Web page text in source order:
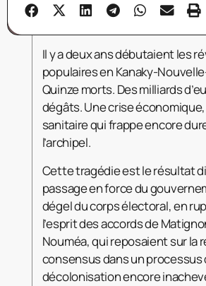
Il y a deux ans débutaient les
populaires en Kanaky-
Quinze morts. Des milliards
dégâts. Une crise
sanitaire qui frappe encore
l’archipel.
Cette tragédie est le résultat
passage en force du
dégel du corps électoral, en
l’esprit des accords de
Nouméa, qui reposaient sur la
consensus dans un processus
décolonisation encore